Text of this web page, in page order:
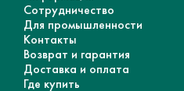
Сотрудничество
Для промышленности
Контакты
Возврат и гарантия
Доставка и оплата
Где купить